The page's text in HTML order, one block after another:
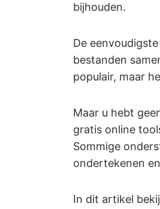
bijhouden.
De
bestanden
populair, maar
Maar u hebt
gratis online
Sommige
ondertekenen en
In dit artikel